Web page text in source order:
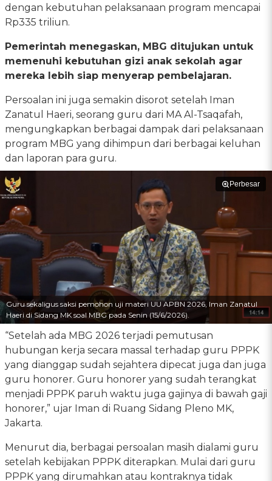
dengan kebutuhan pelaksanaan program mencapai
Rp335 triliun.
Pemerintah menegaskan, MBG ditujukan untuk
memenuhi kebutuhan gizi anak sekolah agar
mereka lebih siap menyerap pembelajaran.
Persoalan ini juga semakin disorot setelah Iman
Zanatul Haeri, seorang guru dari MA Al-Tsaqafah,
mengungkapkan berbagai dampak dari pelaksanaan
program MBG yang dihimpun dari berbagai keluhan
dan laporan para guru.
Perbesar
Guru sekaligus saksi pemohon uji materi UU APBN 2026, Iman Zanatul
Haeri di Sidang MK soal MBG pada Senin (15/6/2026).
“Setelah ada MBG 2026 terjadi pemutusan
hubungan kerja secara massal terhadap guru PPPK
yang dianggap sudah sejahtera dipecat juga dan juga
guru honorer. Guru honorer yang sudah terangkat
menjadi PPPK paruh waktu juga gajinya di bawah gaji
honorer,” ujar Iman di Ruang Sidang Pleno MK,
Jakarta.
Menurut dia, berbagai persoalan masih dialami guru
setelah kebijakan PPPK diterapkan. Mulai dari guru
PPPK yang dirumahkan atau kontraknya tidak